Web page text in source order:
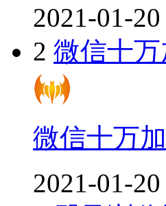
2021-01-20
2 微信十
微信十万
2021-01-20